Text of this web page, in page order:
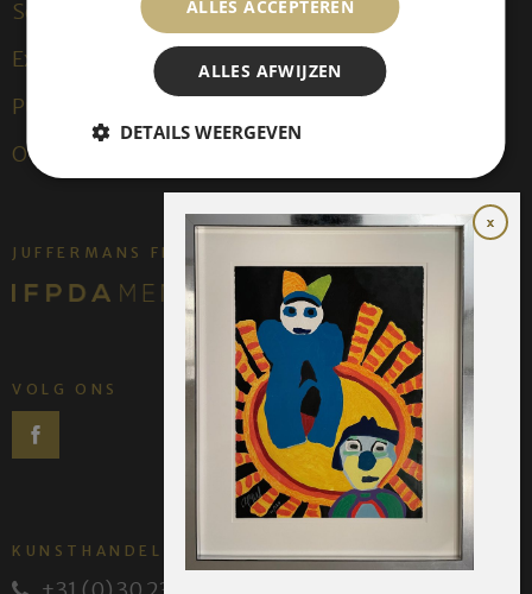
Sculpturen
Exposities
Publicaties
Over ons
JUFFERMANS FINE ART IS:
VOLG ONS
KUNSTHANDEL JUFFERMANS
ALLES ACCEPTEREN
ALLES AFWIJZEN
DETAILS WEERGEVEN